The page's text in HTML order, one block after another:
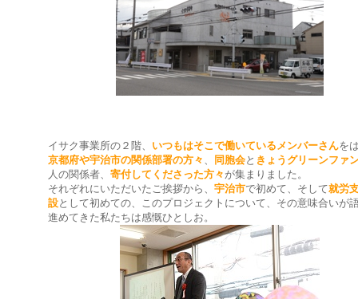
イサク事業所の２階、 いつもはそこで働いているメンバーさんを
京都府や宇治市の関係部署の方々 、 同胞会と きょうグリーンファ
人の関係者、 寄付してくださった方々 が集まりました。
それぞれにいただいたご挨拶から、 宇治市で初めて、そして就労
設として初めての、このプロジェクトについて、その意味合いが
進めてきた私たちは感慨ひとしお。